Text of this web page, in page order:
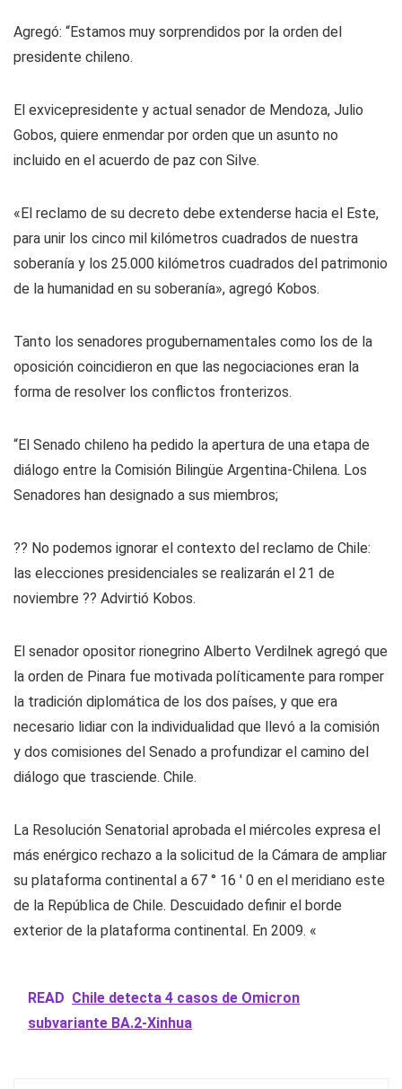
Agregó: “Estamos muy sorprendidos por la orden del
presidente chileno.
El exvicepresidente y actual senador de Mendoza, Julio
Gobos, quiere enmendar por orden que un asunto no
incluido en el acuerdo de paz con Silve.
«El reclamo de su decreto debe extenderse hacia el Este,
para unir los cinco mil kilómetros cuadrados de nuestra
soberanía y los 25.000 kilómetros cuadrados del patrimonio
de la humanidad en su soberanía», agregó Kobos.
Tanto los senadores progubernamentales como los de la
oposición coincidieron en que las negociaciones eran la
forma de resolver los conflictos fronterizos.
“El Senado chileno ha pedido la apertura de una etapa de
diálogo entre la Comisión Bilingüe Argentina-Chilena. Los
Senadores han designado a sus miembros;
?? No podemos ignorar el contexto del reclamo de Chile:
las elecciones presidenciales se realizarán el 21 de
noviembre ?? Advirtió Kobos.
El senador opositor rionegrino Alberto Verdilnek agregó que
la orden de Pinara fue motivada políticamente para romper
la tradición diplomática de los dos países, y que era
necesario lidiar con la individualidad que llevó a la comisión
y dos comisiones del Senado a profundizar el camino del
diálogo que trasciende. Chile.
La Resolución Senatorial aprobada el miércoles expresa el
más enérgico rechazo a la solicitud de la Cámara de ampliar
su plataforma continental a 67 ° 16 ′ 0 en el meridiano este
de la República de Chile. Descuidado definir el borde
exterior de la plataforma continental. En 2009. «
READ Chile detecta 4 casos de Omicron
subvariante BA.2-Xinhua